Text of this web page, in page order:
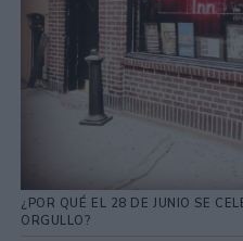
¿POR QUÉ EL 28 DE JUNIO SE
ORGULLO?